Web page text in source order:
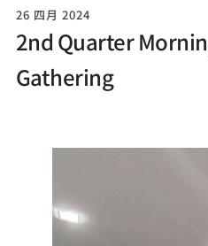
26 四月 2024
2nd Quarter
Gathering